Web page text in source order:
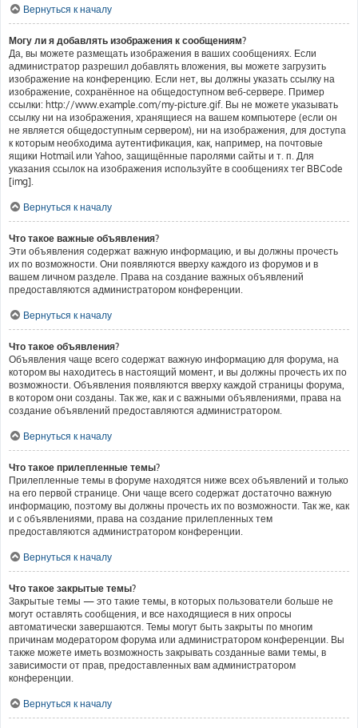
Вернуться к началу
Могу ли я добавлять изображения к сообщениям?
Да, вы можете размещать изображения в ваших сообщениях. Если
администратор разрешил добавлять вложения, вы можете загрузить
изображение на конференцию. Если нет, вы должны указать ссылку на
изображение, сохранённое на общедоступном веб-сервере. Пример
ссылки: http://www.example.com/my-picture.gif. Вы не можете указывать
ссылку ни на изображения, хранящиеся на вашем компьютере (если он
не является общедоступным сервером), ни на изображения, для доступа
к которым необходима аутентификация, как, например, на почтовые
ящики Hotmail или Yahoo, защищённые паролями сайты и т. п. Для
указания ссылок на изображения используйте в сообщениях тег BBCode
[img].
Вернуться к началу
Что такое важные объявления?
Эти объявления содержат важную информацию, и вы должны прочесть
их по возможности. Они появляются вверху каждого из форумов и в
вашем личном разделе. Права на создание важных объявлений
предоставляются администратором конференции.
Вернуться к началу
Что такое объявления?
Объявления чаще всего содержат важную информацию для форума, на
котором вы находитесь в настоящий момент, и вы должны прочесть их по
возможности. Объявления появляются вверху каждой страницы форума,
в котором они созданы. Так же, как и с важными объявлениями, права на
создание объявлений предоставляются администратором.
Вернуться к началу
Что такое прилепленные темы?
Прилепленные темы в форуме находятся ниже всех объявлений и только
на его первой странице. Они чаще всего содержат достаточно важную
информацию, поэтому вы должны прочесть их по возможности. Так же, как
и с объявлениями, права на создание прилепленных тем
предоставляются администратором конференции.
Вернуться к началу
Что такое закрытые темы?
Закрытые темы — это такие темы, в которых пользователи больше не
могут оставлять сообщения, и все находящиеся в них опросы
автоматически завершаются. Темы могут быть закрыты по многим
причинам модератором форума или администратором конференции. Вы
также можете иметь возможность закрывать созданные вами темы, в
зависимости от прав, предоставленных вам администратором
конференции.
Вернуться к началу